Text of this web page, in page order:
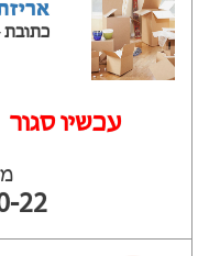
כתובת
‫עכשיו סגור
22